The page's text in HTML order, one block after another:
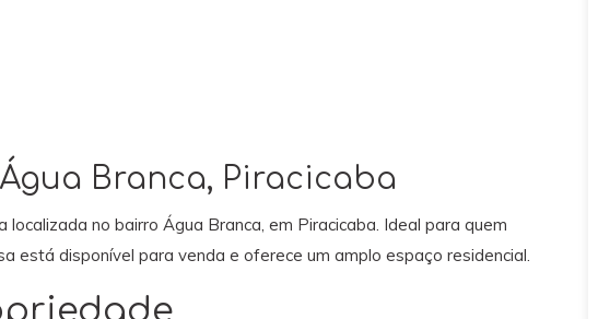
Branca, Piracicaba
no bairro Água Branca, em Piracicaba. Ideal para quem
está disponível para venda e oferece um amplo espaço residencial.